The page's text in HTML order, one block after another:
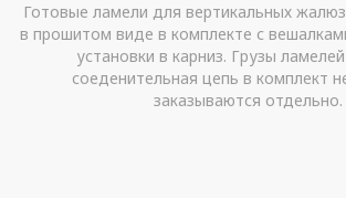
Готовые ламели для вертикальных
в прошитом виде в комплекте с
установки в карниз. Грузы
соеденительная цепь в комплект
заказываются отдельно.